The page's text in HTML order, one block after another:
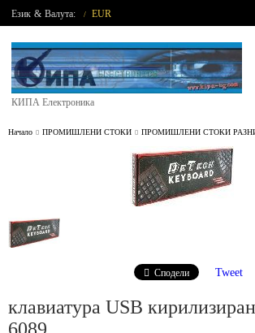
Език & Валута: / EUR
КИПА Електроника
Начало ПРОМИШЛЕНИ СТОКИ ПРОМИШЛЕНИ СТОКИ
Сподели Tweet
клавиатура USB